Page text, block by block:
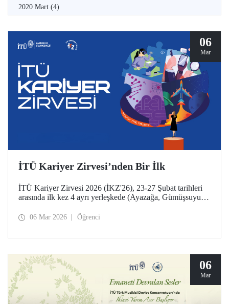
2020 Mart (4)
06
Mar
İTÜ Kariyer Zirvesi’nden Bir İlk
İTÜ Kariyer Zirvesi 2026 (İKZ'26), 23-27 Şubat tarihleri
arasında ilk kez 4 ayrı yerleşkede (Ayazağa, Gümüşsuyu
zamanlı düzenlendi.
06 Mar 2026 Öğrenci
06
Mar